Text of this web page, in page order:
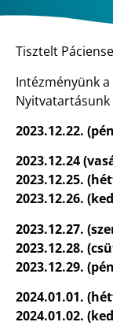
Tisztelt
Intézményünk
Nyitvatartásunk
2023.12.22.
2023.12.24
2023.12.25.
2023.12.26.
2023.12.27.
2023.12.28.
2023.12.29.
2024.01.01.
2024.01.02.